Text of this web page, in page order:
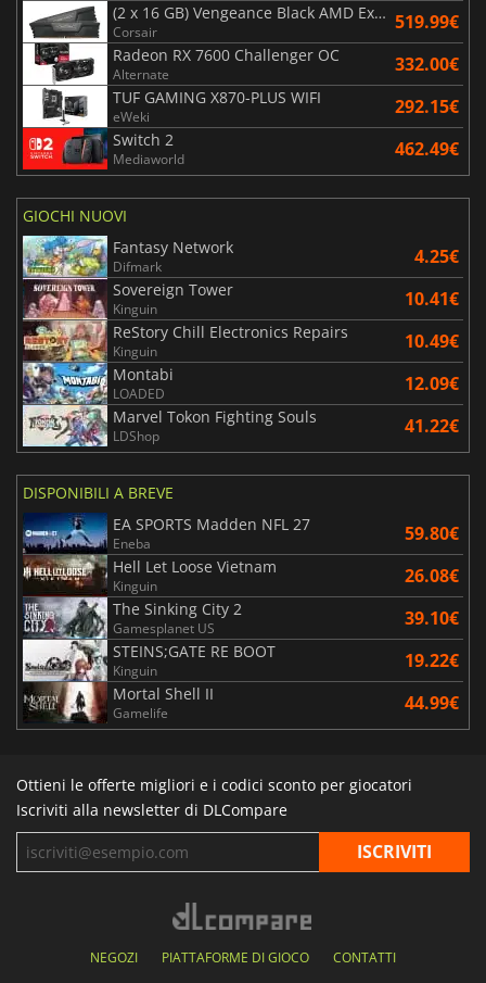
(2 x 16 GB) Vengeance Black AMD Expo 6000 MHz - CAS 30
Corsair 519.99€
Radeon RX 7600 Challenger OC
Alternate 332.00€
TUF GAMING X870-PLUS WIFI
eWeki 292.15€
Switch 2
Mediaworld 462.49€
GIOCHI NUOVI
Fantasy Network
Difmark 4.25€
Sovereign Tower
Kinguin 10.41€
ReStory Chill Electronics Repairs
Kinguin 10.49€
Montabi
LOADED 12.09€
Marvel Tokon Fighting Souls
LDShop 41.22€
DISPONIBILI A BREVE
EA SPORTS Madden NFL 27
Eneba 59.80€
Hell Let Loose Vietnam
Kinguin 26.08€
The Sinking City 2
Gamesplanet US 39.10€
STEINS;GATE RE BOOT
Kinguin 19.22€
Mortal Shell II
Gamelife 44.99€
Ottieni le offerte migliori e i codici sconto per giocatori
Iscriviti alla newsletter di DLCompare
NEGOZI PIATTAFORME DI GIOCO CONTATTI